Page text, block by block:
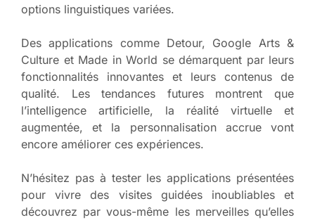
options linguistiques variées.
Des applications comme Detour, Google Arts &
Culture et Made in World se démarquent par leurs
fonctionnalités innovantes et leurs contenus de
qualité. Les tendances futures montrent que
l’intelligence artificielle, la réalité virtuelle et
augmentée, et la personnalisation accrue vont
encore améliorer ces expériences.
N’hésitez pas à tester les applications présentées
pour vivre des visites guidées inoubliables et
découvrez par vous-même les merveilles qu’elles